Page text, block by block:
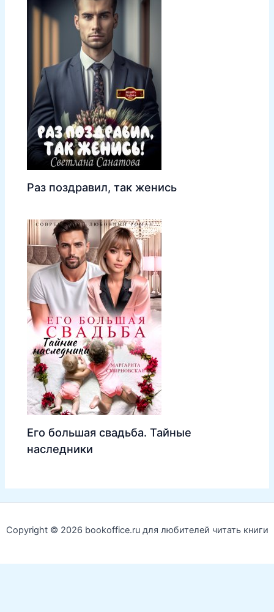
Раз поздравил, так женись
Его большая свадьба. Тайные
наследники
Copyright © 2026 bookoffice.ru для любителей читать книги